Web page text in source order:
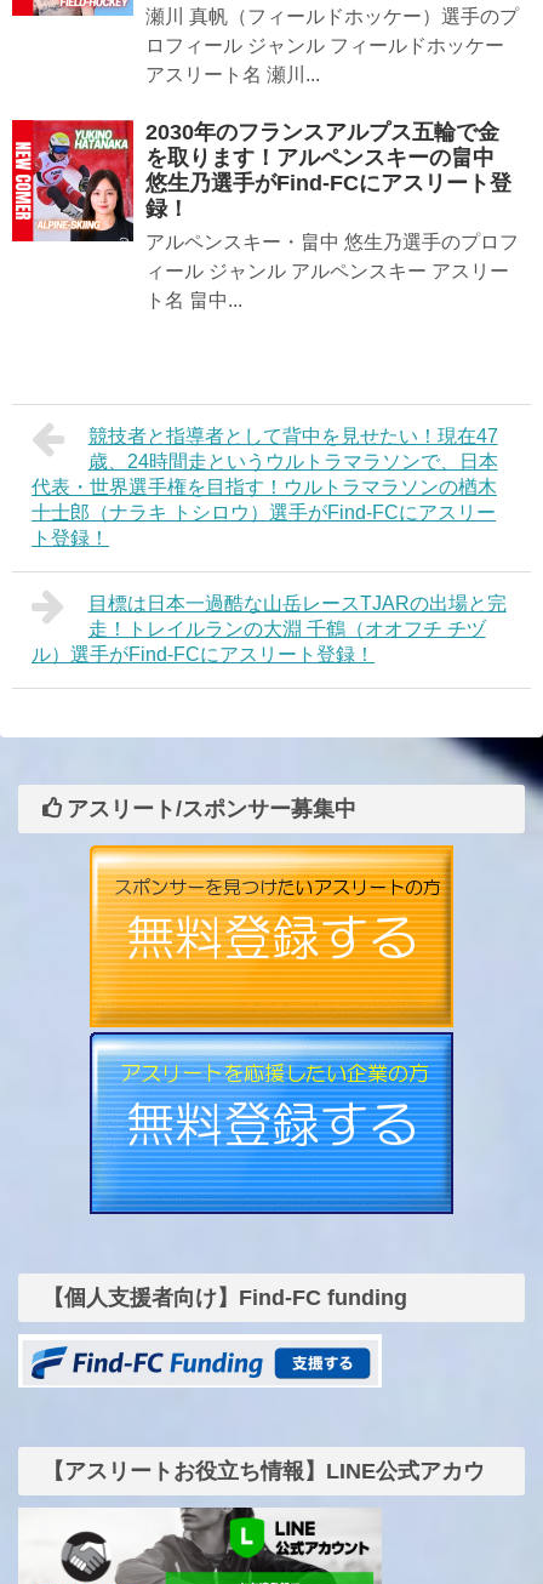
瀬川 真帆（フィールドホッケー）選手のプ
ロフィール ジャンル フィールドホッケー
アスリート名 瀬川...
2030年のフランスアルプス五輪で金
を取ります！アルペンスキーの畠中
悠生乃選手がFind-FCにアスリート登
録！
アルペンスキー・畠中 悠生乃選手のプロフ
ィール ジャンル アルペンスキー アスリー
ト名 畠中...
競技者と指導者として背中を見せたい！現在47
歳、24時間走というウルトラマラソンで、日本
代表・世界選手権を目指す！ウルトラマラソンの楢木
十士郎（ナラキ トシロウ）選手がFind-FCにアスリー
ト登録！
目標は日本一過酷な山岳レースTJARの出場と完
走！トレイルランの大淵 千鶴（オオフチ チヅ
ル）選手がFind-FCにアスリート登録！
アスリート/スポンサー募集中
【個人支援者向け】Find-FC funding
【アスリートお役立ち情報】LINE公式アカウ